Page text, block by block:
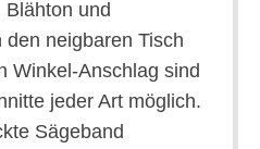
und
neigbaren Tisch
Winkel-Anschlag sind
jeder Art möglich.
Sägeband